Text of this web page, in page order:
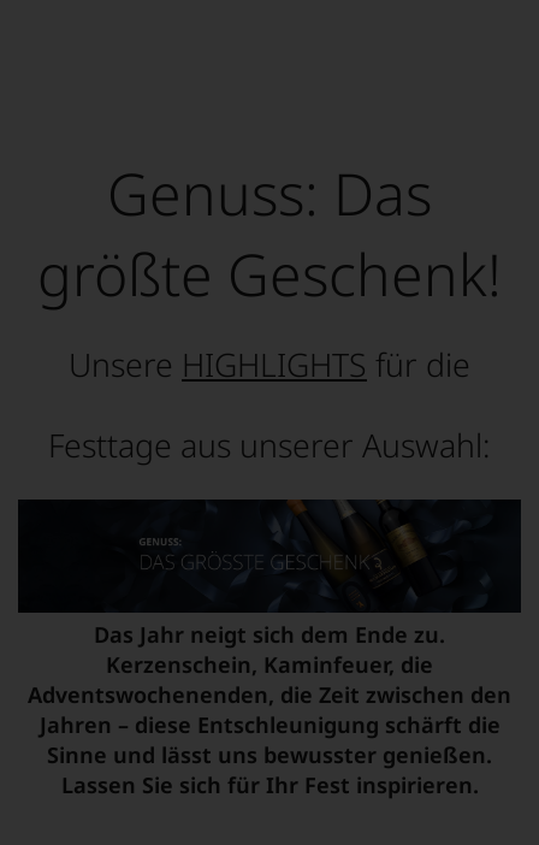
Genuss: Das
größte Geschenk!
Unsere HIGHLIGHTS für die
Festtage aus unserer Auswahl:
Das Jahr neigt sich dem Ende zu.
Kerzenschein, Kaminfeuer, die
Adventswochenenden, die Zeit zwischen den
Jahren – diese Entschleunigung schärft die
Sinne und lässt uns bewusster genießen.
Lassen Sie sich für Ihr Fest inspirieren.